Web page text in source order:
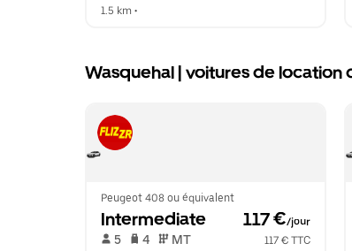
1.5 km •
Wasquehal | voitures de
Peugeot 408 ou équivalent
Intermediate 117 €/jour
5 4 MT
117 € TTC